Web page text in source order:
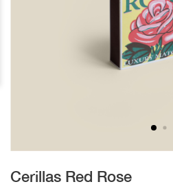
Cerillas Red Rose